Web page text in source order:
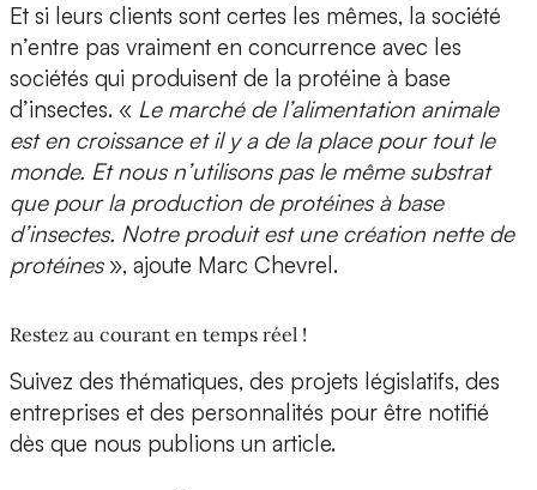
Et si leurs clients sont certes les mêmes, la société
n’entre pas vraiment en concurrence avec les
sociétés qui produisent de la protéine à base
d’insectes. « Le marché de l’alimentation animale
est en croissance et il y a de la place pour tout le
monde. Et nous n’utilisons pas le même substrat
que pour la production de protéines à base
d’insectes. Notre produit est une création nette de
protéines », ajoute Marc Chevrel.
Restez au courant en temps réel !
Suivez des thématiques, des projets législatifs, des
entreprises et des personnalités pour être notifié
dès que nous publions un article.